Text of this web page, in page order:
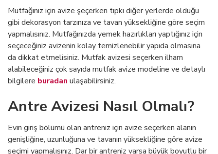
Mutfağınız için avize şeçerken tıpkı diğer yerlerde olduğu
gibi dekorasyon tarzınıza ve tavan yüksekliğine göre seçim
yapmalısınız. Mutfağınızda yemek hazırlıkları yaptığınız için
seçeceğiniz avizenin kolay temizlenebilir yapıda olmasına
da dikkat etmelisiniz. Mutfak avizesi seçerken ilham
alabileceğiniz çok sayıda mutfak avize modeline ve detaylı
bilgilere buradan ulaşabilirsiniz.
Antre Avizesi Nasıl Olmalı?
Evin giriş bölümü olan antreniz için avize seçerken alanın
genişliğine, uzunluğuna ve tavanın yüksekliğine göre avize
seçimi yapmalısınız. Dar bir antreniz varsa büyük boyutlu bir